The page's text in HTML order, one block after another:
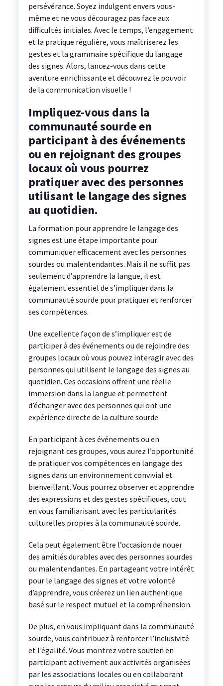
persévérance. Soyez indulgent envers vous-
même et ne vous découragez pas face aux
difficultés initiales. Avec le temps, l’engagement
et la pratique régulière, vous maîtriserez les
gestes et la grammaire spécifique du langage
des signes. Alors, lancez-vous dans cette
aventure enrichissante et découvrez le pouvoir
de la communication visuelle !
Impliquez-vous dans la
communauté sourde en
participant à des événements
ou en rejoignant des groupes
locaux où vous pourrez
pratiquer avec des personnes
utilisant le langage des signes
au quotidien.
La formation pour apprendre le langage des
signes est une étape importante pour
communiquer efficacement avec les personnes
sourdes ou malentendantes. Mais il ne suffit pas
seulement d’apprendre la langue, il est
également essentiel de s’impliquer dans la
communauté sourde pour pratiquer et renforcer
ses compétences.
Une excellente façon de s’impliquer est de
participer à des événements ou de rejoindre des
groupes locaux où vous pouvez interagir avec des
personnes qui utilisent le langage des signes au
quotidien. Ces occasions offrent une réelle
immersion dans la langue et permettent
d’échanger avec des personnes qui ont une
expérience directe de la culture sourde.
En participant à ces événements ou en
rejoignant ces groupes, vous aurez l’opportunité
de pratiquer vos compétences en langage des
signes dans un environnement convivial et
bienveillant. Vous pourrez observer et apprendre
des expressions et des gestes spécifiques, tout
en vous familiarisant avec les particularités
culturelles propres à la communauté sourde.
Cela peut également être l’occasion de nouer
des amitiés durables avec des personnes sourdes
ou malentendantes. En partageant votre intérêt
pour le langage des signes et votre volonté
d’apprendre, vous créerez un lien authentique
basé sur le respect mutuel et la compréhension.
De plus, en vous impliquant dans la communauté
sourde, vous contribuez à renforcer l’inclusivité
et l’égalité. Vous montrez votre soutien en
participant activement aux activités organisées
par les associations locales ou en collaborant